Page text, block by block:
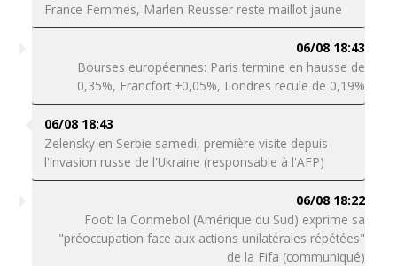
France Femmes, Marlen Reusser reste maillot jaune
06/08 18:43
Bourses européennes: Paris termine en hausse de
0,35%, Francfort +0,05%, Londres recule de 0,19%
06/08 18:43
Zelensky en Serbie samedi, première visite depuis
l'invasion russe de l'Ukraine (responsable à l'AFP)
06/08 18:22
Foot: la Conmebol (Amérique du Sud) exprime sa
"préoccupation face aux actions unilatérales répétées"
de la Fifa (communiqué)